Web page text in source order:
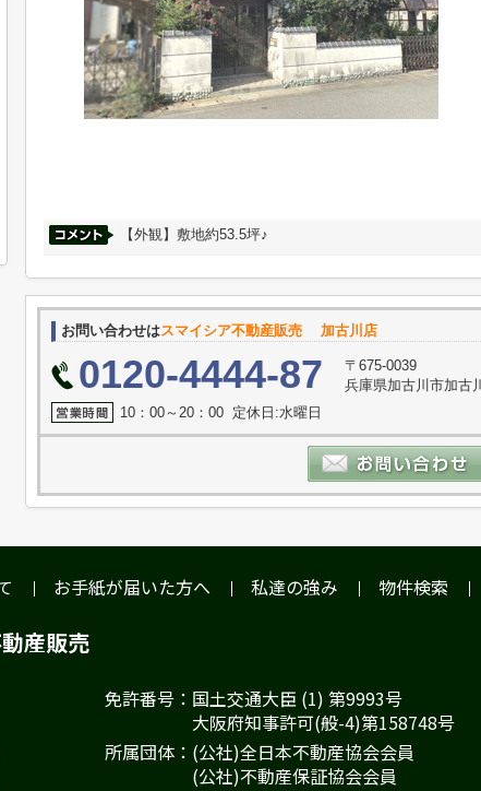
【外観】敷地約53.5坪♪
お問い合わせはスマイシア不動産販売 加古川店
0120-4444-87
〒675-0039
兵庫県加古川市加古
10：00～20：00 定休日:水曜日
お手紙が届いた方へ 私達の強み 物件検索
産販売
免許番号：国土交通大臣 (1) 第9993号
大阪府知事許可(般-4)第158748号
所属団体：(公社)全日本不動産協会会員
(公社)不動産保証協会会員